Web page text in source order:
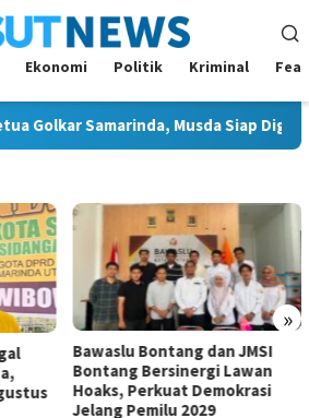
Ekonomi Politik Kriminal
Samarinda, Musda Siap Digelar 8
»
JMSI
Lawan
Komisi IV Tunggu Hasil
Investigasi Satgas soal
Dugaan Pelanggaran